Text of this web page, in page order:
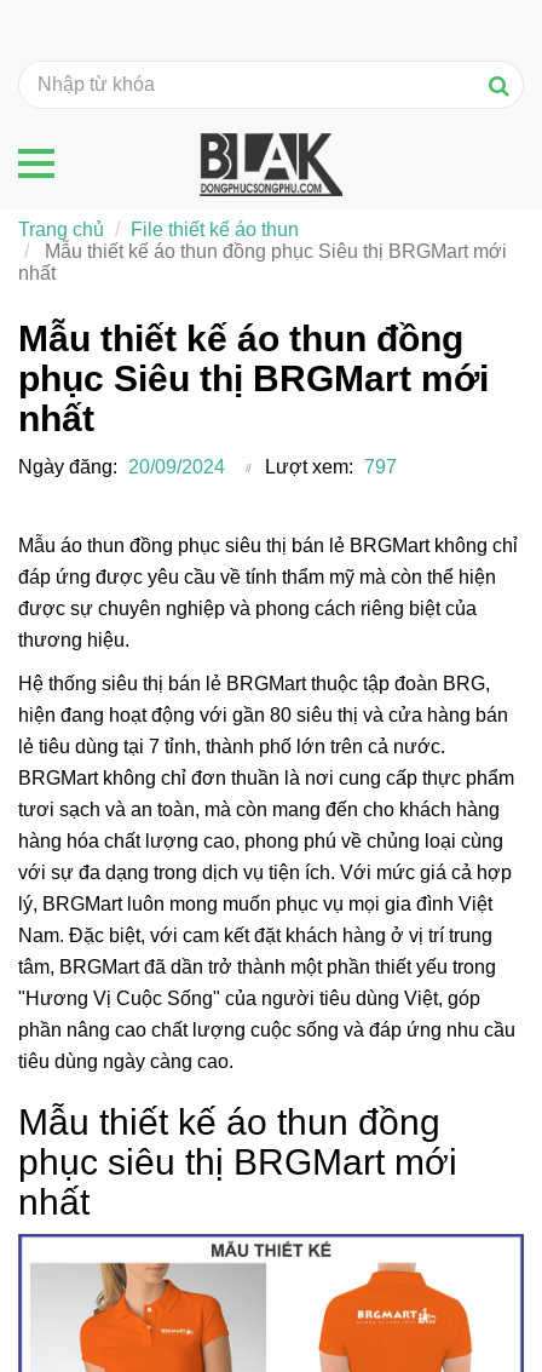
Mẫu thiết kế áo thun đồng
phục Siêu thị BRGMart mới
nhất
Ngày đăng: 20/09/2024 Lượt xem: 797
Mẫu áo thun đồng phục siêu thị bán lẻ BRGMart không chỉ
đáp ứng được yêu cầu về tính thẩm mỹ mà còn thể hiện
được sự chuyên nghiệp và phong cách riêng biệt của
thương hiệu.
Hệ thống siêu thị bán lẻ BRGMart thuộc tập đoàn BRG,
hiện đang hoạt động với gần 80 siêu thị và cửa hàng bán
lẻ tiêu dùng tại 7 tỉnh, thành phố lớn trên cả nước.
BRGMart không chỉ đơn thuần là nơi cung cấp thực phẩm
tươi sạch và an toàn, mà còn mang đến cho khách hàng
hàng hóa chất lượng cao, phong phú về chủng loại cùng
với sự đa dạng trong dịch vụ tiện ích. Với mức giá cả hợp
lý, BRGMart luôn mong muốn phục vụ mọi gia đình Việt
Nam. Đặc biệt, với cam kết đặt khách hàng ở vị trí trung
tâm, BRGMart đã dần trở thành một phần thiết yếu trong
"Hương Vị Cuộc Sống" của người tiêu dùng Việt, góp
phần nâng cao chất lượng cuộc sống và đáp ứng nhu cầu
tiêu dùng ngày càng cao.
Mẫu thiết kế áo thun đồng
phục siêu thị BRGMart mới
nhất
Trang chủ
File thiết kế áo thun
Mẫu thiết kế áo thun đồng phục Siêu thị BRGMart mới
nhất